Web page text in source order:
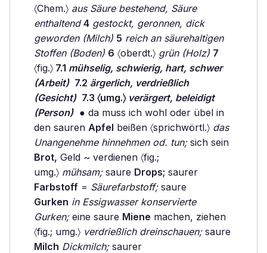
〈Chem.〉 aus Säure bestehend, Säure
enthaltend 4 gestockt, geronnen, dick
geworden (Milch) 5 reich an säurehaltigen
Stoffen (Boden) 6 〈oberdt.〉 grün (Holz) 7
〈fig.〉 7.1 mühselig, schwierig, hart, schwer
(Arbeit) 7.2 ärgerlich, verdrießlich
(Gesicht) 7.3 〈umg.〉 verärgert, beleidigt
(Person)● da muss ich wohl oder übel in
den sauren Apfel beißen 〈sprichwörtl.〉 das
Unangenehme hinnehmen od. tun;sich sein
Brot, Geld ~ verdienen 〈fig.;
umg.〉 mühsam;saure Drops; saurer
Farbstoff = Säurefarbstoff;saure
Gurken in Essigwasser konservierte
Gurken;eine saure Miene machen, ziehen
〈fig.; umg.〉 verdrießlich dreinschauen;saure
Milch Dickmilch;saurer